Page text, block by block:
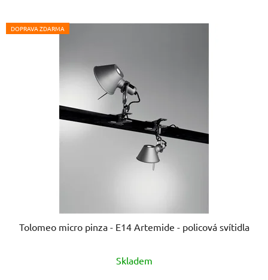
DOPRAVA ZDARMA
Tolomeo micro pinza - E14 Artemide - policová svítidla
hodnocení
Skladem